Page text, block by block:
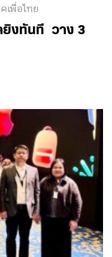
เพื่อไทย
ยิงทันที วาง 3